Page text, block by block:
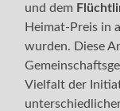
und dem
Heimat-Preis in
wurden. Diese
Vielfalt der